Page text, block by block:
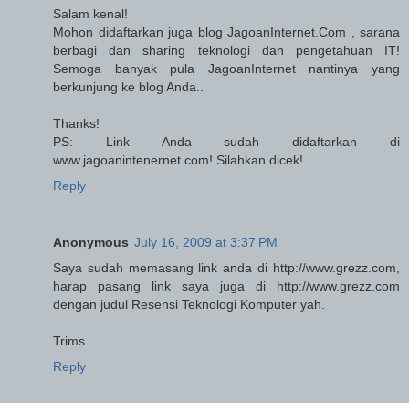
Salam kenal!
Mohon didaftarkan juga blog JagoanInternet.Com , sarana
berbagi dan sharing teknologi dan pengetahuan IT!
Semoga banyak pula JagoanInternet nantinya yang
berkunjung ke blog Anda..
Thanks!
PS: Link Anda sudah didaftarkan di
www.jagoanintenernet.com! Silahkan dicek!
Reply
Anonymous July 16, 2009 at 3:37 PM
Saya sudah memasang link anda di http://www.grezz.com,
harap pasang link saya juga di http://www.grezz.com
dengan judul Resensi Teknologi Komputer yah.
Trims
Reply